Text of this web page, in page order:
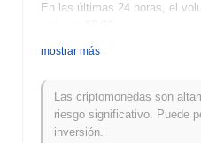
En las últimas 24 horas, el
¿Cuál es el historial del
Máximo Histórico (ATH):
Mínimo Histórico (ATL): €0.00
mostrar más
Las criptomonedas son
riesgo significativo. Puede
inversión.